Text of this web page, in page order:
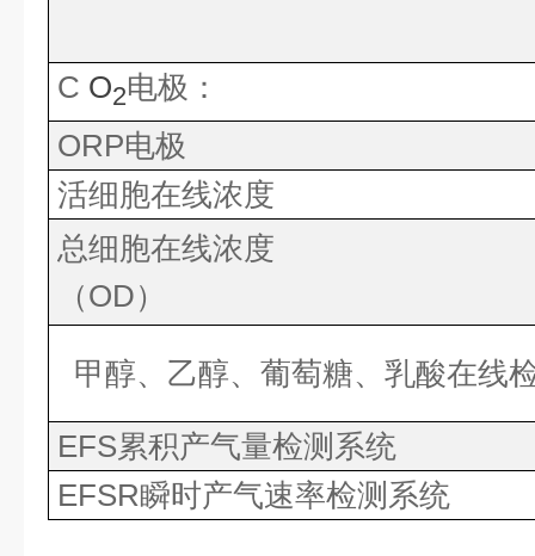
C O2电极：
ORP电极
活细胞在线浓度
总细胞在线浓度
（OD）
甲醇、乙醇、葡萄糖、乳酸在
EFS累积产气量检测系统
EFSR瞬时产气速率检测系统